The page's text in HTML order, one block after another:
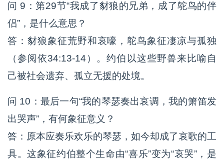
问 9：第29节“我成了豺狼的兄弟，成了鸵鸟的伴
侣”，是什么意思？
答：豺狼象征荒野和哀嚎，鸵鸟象征凄凉与孤独
（参阅依34:13-14）。约伯以这些野兽来比喻自
己被社会遗弃、孤立无援的处境。
问 10：最后一句“我的琴瑟奏出哀调，我的箫笛发
出哭声”，有何象征意义？
答：原本应奏乐欢乐的琴瑟，如今却成了哀歌的工
具。这象征约伯整个生命由“喜乐”变为“哀哭”，是